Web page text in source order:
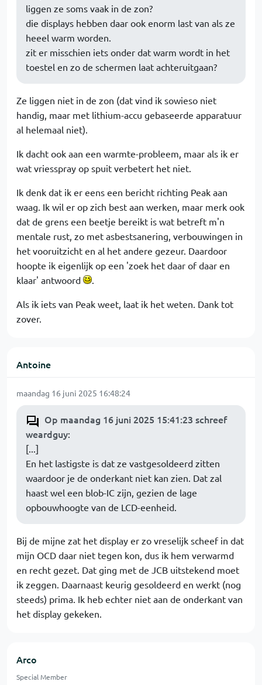
liggen ze soms vaak in de zon?
die displays hebben daar ook enorm last van als ze
heeel warm worden.
zit er misschien iets onder dat warm wordt in het
toestel en zo de schermen laat achteruitgaan?
Ze liggen niet in de zon (dat vind ik sowieso niet
handig, maar met lithium-accu gebaseerde apparatuur
al helemaal niet).
Ik dacht ook aan een warmte-probleem, maar als ik er
wat vriesspray op spuit verbetert het niet.
Ik denk dat ik er eens een bericht richting Peak aan
waag. Ik wil er op zich best aan werken, maar merk ook
dat de grens een beetje bereikt is wat betreft m'n
mentale rust, zo met asbestsanering, verbouwingen in
het vooruitzicht en al het andere gezeur. Daardoor
hoopte ik eigenlijk op een 'zoek het daar of daar en
klaar' antwoord
.
Als ik iets van Peak weet, laat ik het weten. Dank tot
zover.
Antoine
maandag 16 juni 2025 16:48:24
Op maandag 16 juni 2025 15:41:23 schreef
weardguy:
[...]
En het lastigste is dat ze vastgesoldeerd zitten
waardoor je de onderkant niet kan zien. Dat zal
haast wel een blob-IC zijn, gezien de lage
opbouwhoogte van de LCD-eenheid.
Bij de mijne zat het display er zo vreselijk scheef in dat
mijn OCD daar niet tegen kon, dus ik hem verwarmd
en recht gezet. Dat ging met de JCB uitstekend moet
ik zeggen. Daarnaast keurig gesoldeerd en werkt (nog
steeds) prima. Ik heb echter niet aan de onderkant van
het display gekeken.
Arco
Special Member